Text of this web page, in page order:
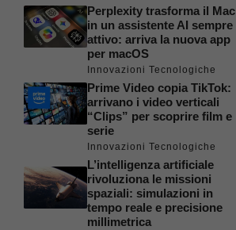
Perplexity trasforma il Mac
in un assistente AI sempre
attivo: arriva la nuova app
per macOS
Innovazioni Tecnologiche
Prime Video copia TikTok:
arrivano i video verticali
“Clips” per scoprire film e
serie
Innovazioni Tecnologiche
L’intelligenza artificiale
rivoluziona le missioni
spaziali: simulazioni in
tempo reale e precisione
millimetrica